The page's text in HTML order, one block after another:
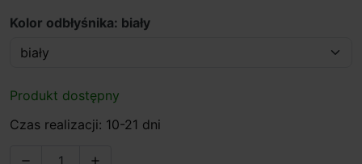
Kolor odbłyśnika: biały
Produkt dostępny
Czas realizacji: 10-21 dni
 